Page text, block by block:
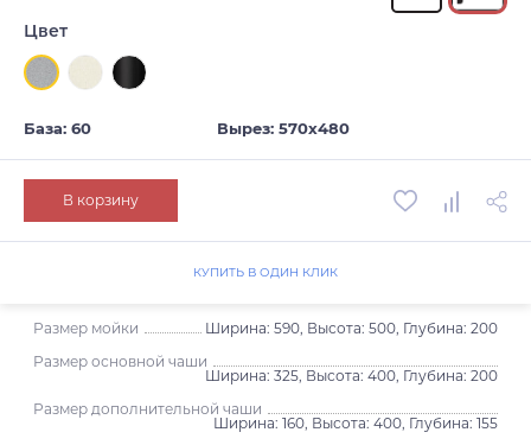
Размер мойки
Ширина: 590, Высота: 500, Глубина: 200
Размер основной чаши
Ширина: 325, Высота: 400, Глубина: 200
Размер дополнительной чаши
Ширина: 160, Высота: 400, Глубина: 155
Цвет
База: 60 Вырез: 570х480
В корзину
КУПИТЬ В ОДИН КЛИК